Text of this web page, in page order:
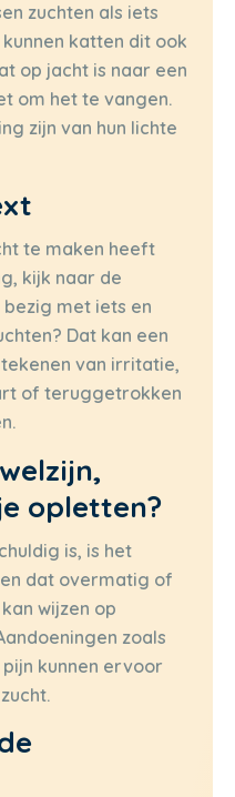
zuchten als iets
katten dit ook
op jacht is naar een
om het te vangen.
zijn van hun lichte
te maken heeft
kijk naar de
met iets en
Dat kan een
van irritatie,
of teruggetrokken
opletten?
is, is het
dat overmatig of
wijzen op
zoals
kunnen ervoor